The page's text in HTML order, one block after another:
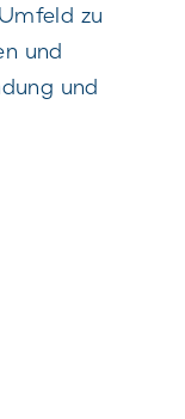
zu
und
und